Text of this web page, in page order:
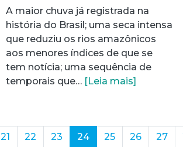
A maior chuva já registrada na
história do Brasil; uma seca intensa
que reduziu os rios amazônicos
aos menores índices de que se
tem notícia; uma sequência de
temporais que… [Leia mais]
21 22 23 24(current)
25 26 27